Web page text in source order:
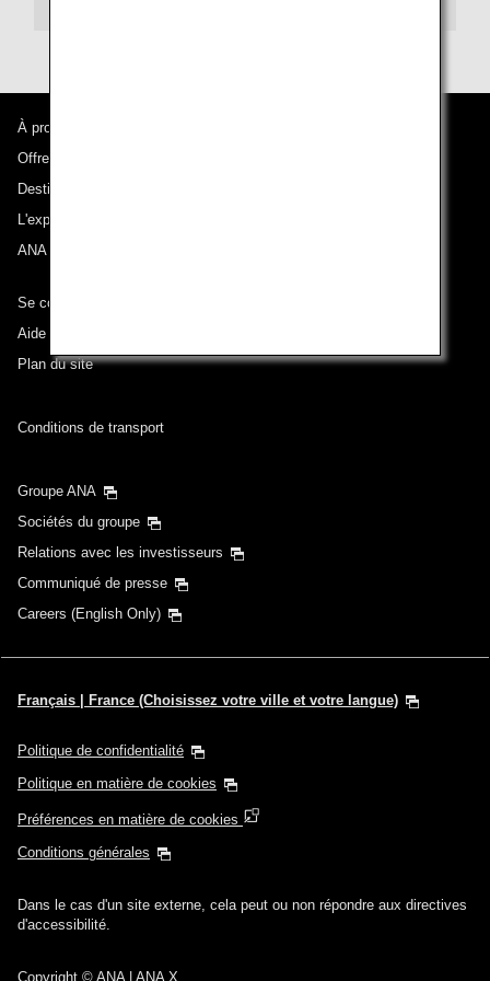
À propos d'ANA
Offres et annonces
Destinations desservies
L'expérience ANA
ANA Mileage Club
Se connecter à ANA
Aide technique (Accessibilité)
Plan du site
Conditions de transport
Groupe ANA
Sociétés du groupe
Relations avec les investisseurs
Communiqué de presse
Careers (English Only)
Français | France (Choisissez votre ville et votre langue)
Politique de confidentialité
Politique en matière de cookies
Préférences en matière de cookies
Conditions générales
Dans le cas d'un site externe, cela peut ou non répondre aux directives
d'accessibilité.
Copyright © ANA | ANA X